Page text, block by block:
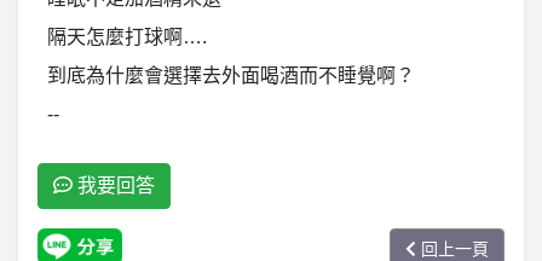
隔天怎麼打球啊….
到底為什麼會選擇去外面喝酒而不睡覺啊？
--
我要回答
回上一頁